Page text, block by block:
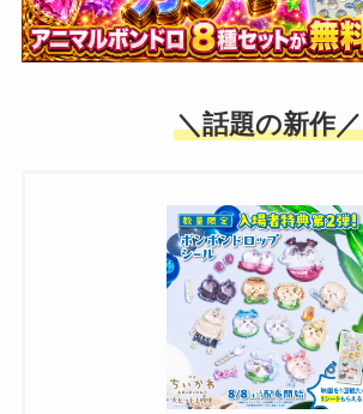
＼話題の新作／